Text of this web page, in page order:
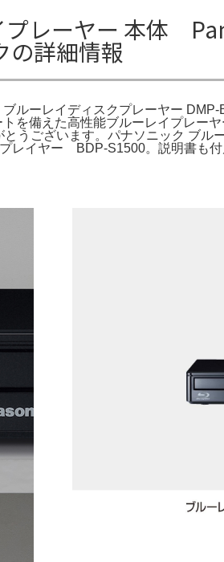
レーヤー 本体
の詳細情報
ルーレイディスクプレーヤー
を備えた高性能ブルーレイプレー
うございます。パナソニック ブ
レイヤー BDP-S1500。説明書も